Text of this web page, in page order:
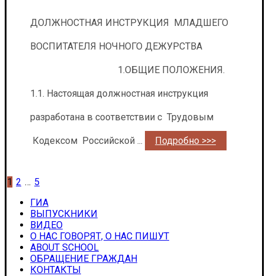
ДОЛЖНОСТНАЯ ИНСТРУКЦИЯ МЛАДШЕГО
ВОСПИТАТЕЛЯ НОЧНОГО ДЕЖУРСТВА
1.ОБЩИЕ ПОЛОЖЕНИЯ.
1.1. Настоящая должностная инструкция
разработана в соответствии с Трудовым
Кодексом Российской ... Подробно >>>
Пагинация
записей
1 2 … 5
ГИА
ВЫПУСКНИКИ
ВИДЕО
О НАС ГОВОРЯТ, О НАС ПИШУТ
ABOUT SCHOOL
ОБРАЩЕНИЕ ГРАЖДАН
КОНТАКТЫ